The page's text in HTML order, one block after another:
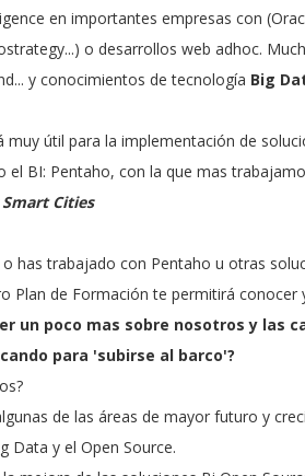
en importantes empresas con
o desarrollos web adhoc.
y conocimientos de tecnología Big
muy útil para la implementación de
el BI: Pentaho, con la que mas
Cities
o has trabajado con Pentaho u otras
Plan de Formación te permitirá
un poco mas sobre nosotros y las
para 'subirse al barco'?
de las áreas de mayor futuro y
Data y el Open Source.